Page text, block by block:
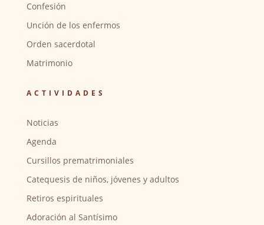
Confesión
Unción de los enfermos
Orden sacerdotal
Matrimonio
ACTIVIDADES
Noticias
Agenda
Cursillos prematrimoniales
Catequesis de niños, jóvenes y adultos
Retiros espirituales
Adoración al Santísimo